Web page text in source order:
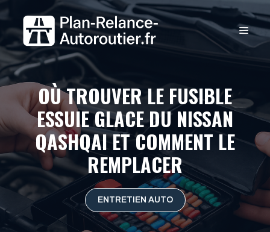
Aller
contenu
OÙ TROUVER LE FUSIBLE
ESSUIE GLACE DU NISSAN
QASHQAI ET COMMENT LE
REMPLACER
ENTRETIEN AUTO